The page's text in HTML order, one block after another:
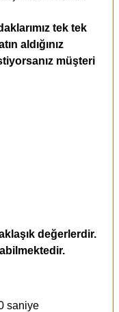
tek tek
aldığınız
müşteri
değerlerdir.
saniye